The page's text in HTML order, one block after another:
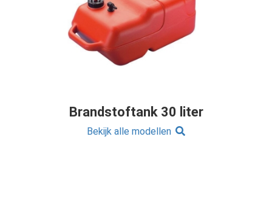
Brandstoftank 30 liter
Bekijk alle modellen